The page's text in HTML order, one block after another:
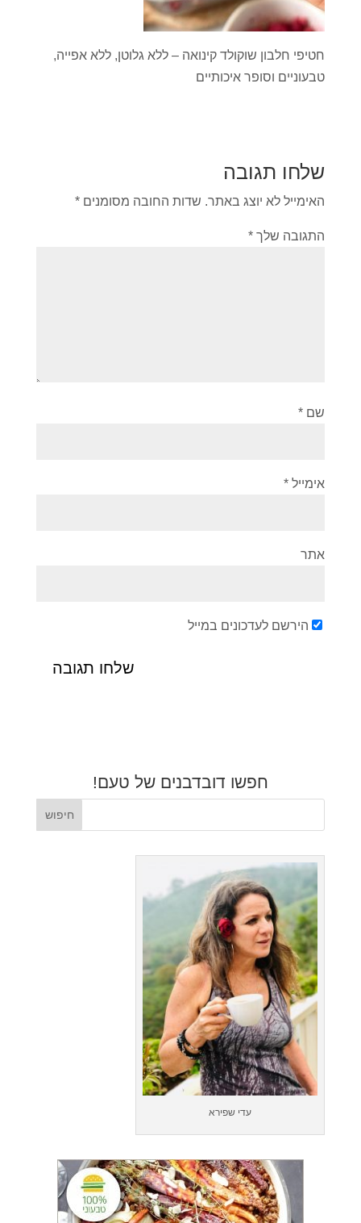
חטיפי חלבון שוקולד קינואה – ללא גלוטן, ללא אפייה,
טבעוניים וסופר איכותיים
שלחו תגובה
האימייל לא יוצג באתר. שדות החובה מסומנים *
התגובה שלך *
שם *
אימייל *
אתר
הירשם לעדכונים במייל
חפשו דובדבנים של טעם!
עדי שפירא